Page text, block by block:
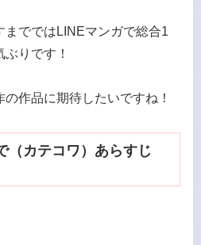
までではLINEマンガで総合1
りです！
作品に期待したいですね！
（カテコワ）あらすじ